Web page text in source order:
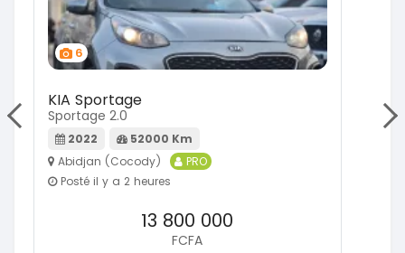
6
KIA Sportage
Sportage 2.0
2022
52000 Km
Abidjan (Cocody)
PRO
Posté il y a 2 heures
13 800 000
FCFA